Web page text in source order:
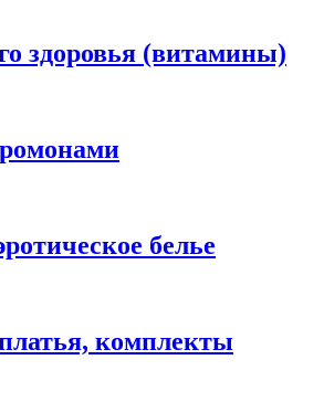
здоровья (витамины)
белье
комплекты